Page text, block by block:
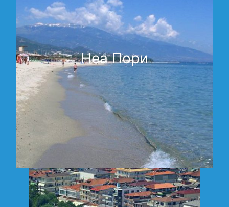
Неа Пори